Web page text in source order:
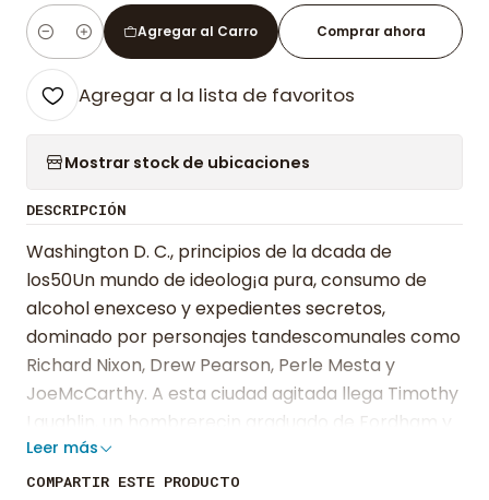
Cantidad
Agregar al Carro Comprar ahora
Agregar a la lista de favoritos
Mostrar stock de ubicaciones
DESCRIPCIÓN
Washington D. C., principios de la dcada de
los50Un mundo de ideolog¡a pura, consumo de
alcohol enexceso y expedientes secretos,
dominado por personajes tandescomunales como
Richard Nixon, Drew Pearson, Perle Mesta y
JoeMcCarthy. A esta ciudad agitada llega Timothy
Laughlin, un hombrerecin graduado de Fordham y
un cat¢lico devoto ansioso por unirse ala cruzada
contra el comunismo. Un encuentro casual
Leer más
COMPARTIR ESTE PRODUCTO